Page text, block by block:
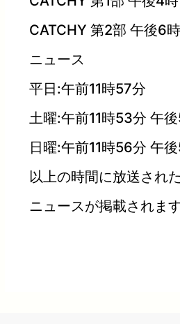
CATCHY 第2部 午後6
ニュース
平日:午前11時57分
土曜:午前11時53分 午
日曜:午前11時56分 午後
以上の時間に放送された
ニュースが掲載されます